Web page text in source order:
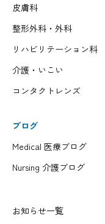
皮膚科
整形外科・外科
リハビリテーション科
介護・いこい
コンタクトレンズ
ブログ
Medical 医療ブログ
Nursing 介護ブログ
お知らせ一覧